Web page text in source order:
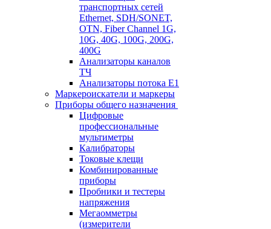
транспортных сетей
Ethernet, SDH/SONET,
OTN, Fiber Channel 1G,
10G, 40G, 100G, 200G,
400G
Анализаторы каналов
ТЧ
Анализаторы потока Е1
Маркероискатели и маркеры
Приборы общего назначения
Цифровые
профессиональные
мультиметры
Калибраторы
Токовые клещи
Комбинированные
приборы
Пробники и тестеры
напряжения
Мегаомметры
(измерители